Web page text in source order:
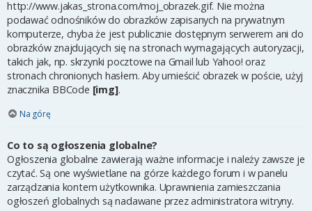
http://www.jakas_strona.com/moj_obrazek.gif. Nie można
podawać odnośników do obrazków zapisanych na prywatnym
komputerze, chyba że jest publicznie dostępnym serwerem ani do
obrazków znajdujących się na stronach wymagających autoryzacji,
takich jak, np. skrzynki pocztowe na Gmail lub Yahoo! oraz
stronach chronionych hasłem. Aby umieścić obrazek w poście, użyj
znacznika BBCode [img].
Na górę
Co to są ogłoszenia globalne?
Ogłoszenia globalne zawierają ważne informacje i należy zawsze je
czytać. Są one wyświetlane na górze każdego forum i w panelu
zarządzania kontem użytkownika. Uprawnienia zamieszczania
ogłoszeń globalnych są nadawane przez administratora witryny.